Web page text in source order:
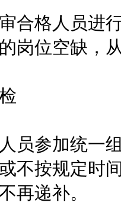
格人员进行
岗位空缺，
参加统一组
不按规定时
再递补。